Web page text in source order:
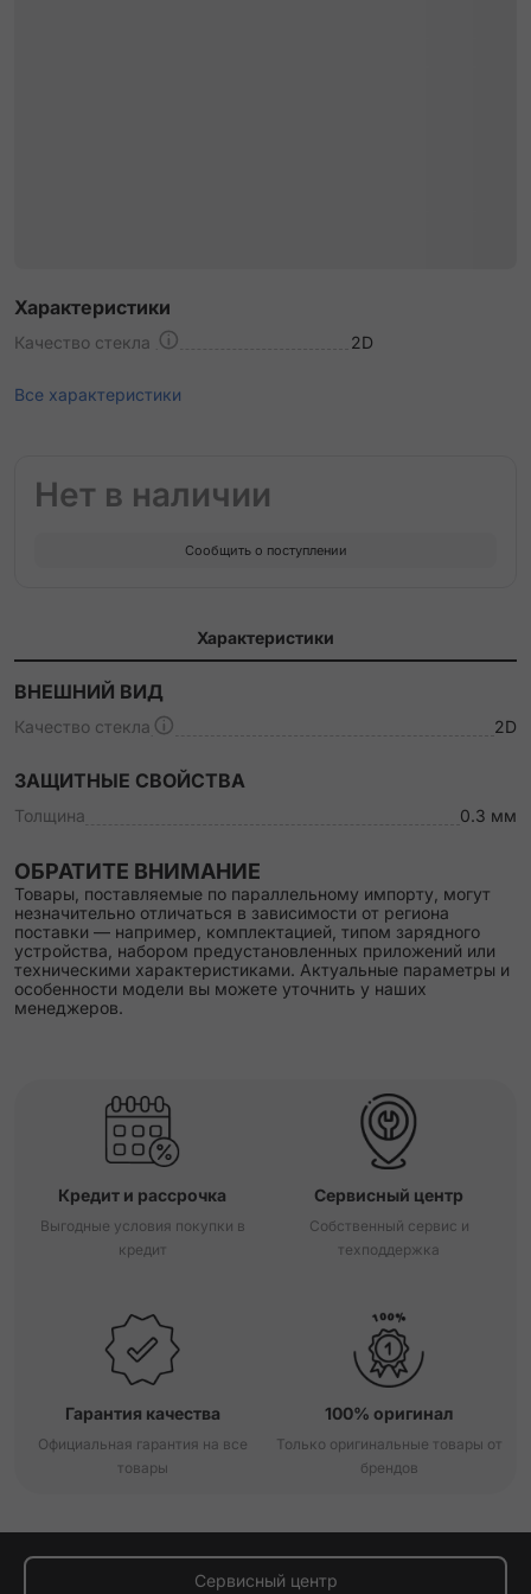
Характеристики
Качество стекла 2D
Все характеристики
Нет в наличии
Сообщить о поступлении
Характеристики
ВНЕШНИЙ ВИД
Качество стекла 2D
ЗАЩИТНЫЕ СВОЙСТВА
Толщина 0.3 мм
ОБРАТИТЕ ВНИМАНИЕ
Товары, поставляемые по параллельному импорту, могут
незначительно отличаться в зависимости от региона
поставки — например, комплектацией, типом зарядного
устройства, набором предустановленных приложений или
техническими характеристиками. Актуальные параметры и
особенности модели вы можете уточнить у наших
менеджеров.
Кредит и рассрочка
Выгодные условия покупки в
кредит
Сервисный центр
Собственный сервис и
техподдержка
Гарантия качества
Официальная гарантия на все
товары
100% оригинал
Только оригинальные товары от
брендов
Сервисный центр